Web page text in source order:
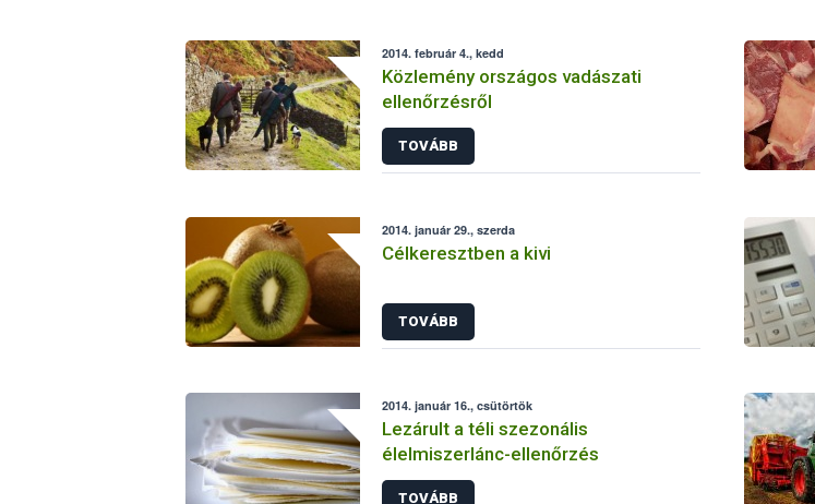
2014. február 4., kedd
Közlemény országos vadászati
ellenőrzésről
TOVÁBB
2014. január 29., szerda
Célkeresztben a kivi
TOVÁBB
2014. január 16., csütörtök
Lezárult a téli szezonális
élelmiszerlánc-ellenőrzés
TOVÁBB